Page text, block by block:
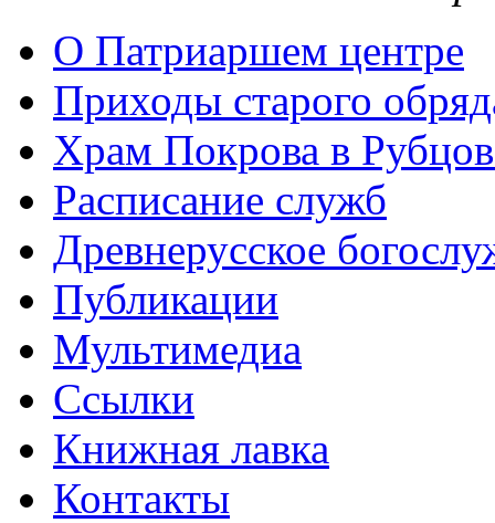
О Патриаршем центре
Приходы старого
Храм Покрова в
Расписание служб
Древнерусское
Публикации
Мультимедиа
Ссылки
Книжная лавка
Контакты